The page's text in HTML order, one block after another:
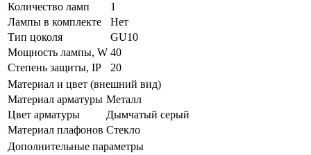
Количество ламп
1
Лампы в комплекте
Нет
Тип цоколя
GU10
Мощность лампы, W 40
Степень защиты, IP
20
Материал и цвет (внешний вид)
Материал арматуры Металл
Цвет арматуры
Дымчатый серый
Материал плафонов Стекло
Дополнительные параметры